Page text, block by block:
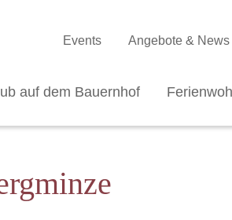
Events Angebote & News
auf dem Bauernhof